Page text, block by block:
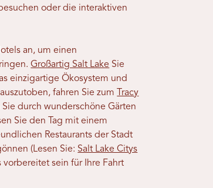
oder die interaktiven
an, um einen
Großartig Salt Lake Sie
einzigartige Ökosystem und
fahren Sie zum Tracy
durch wunderschöne Gärten
Sie den Tag mit einem
Restaurants der Stadt
(Lesen Sie: Salt Lake Citys
vorbereitet sein für Ihre Fahrt